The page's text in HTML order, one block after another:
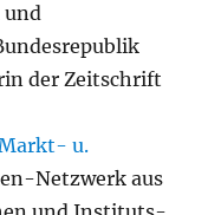
und
der Zeitschrift
u.
Netzwerk aus